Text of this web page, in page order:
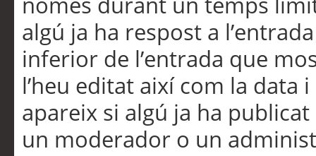
algú ja ha respost a
inferior de l’entrada que
l’heu editat així com la data
apareix si algú ja ha
un moderador o un